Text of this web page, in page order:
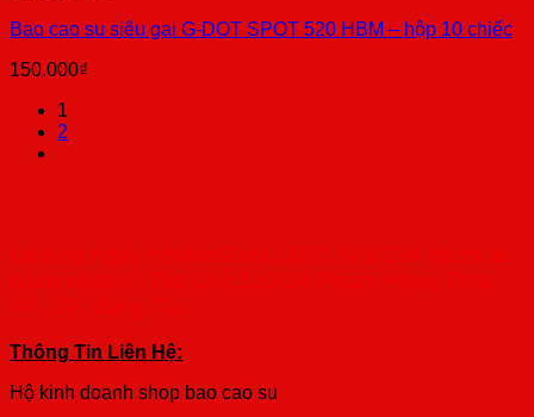
Bao cao su siêu gai G-DOT SPOT 520 HBM – hộp 10 chiếc
150.000₫
1
2
Thông Tin Liên Hệ:
Hộ kinh doanh shop bao cao su